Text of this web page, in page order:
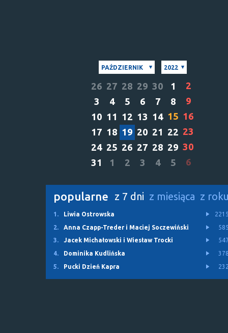
PAŹDZIERNIK 2022
26 27 28 29 30 1
2
3
4 5 6 7 8
9
10 11 12 13 14 15 16
17 18 19 20 21 22 23
24 25 26 27 28 29 30
31
1 2 3 4 5 6
popularne z 7 dni z miesiąca z
1. Liwia Ostrowska
2.
Anna Czapp-Treder i Maciej Soczewiński
3.
Jacek Michałowski i Wiesław Trocki
4.
Dominika Kudlińska
5.
Pucki Dzień Kapra